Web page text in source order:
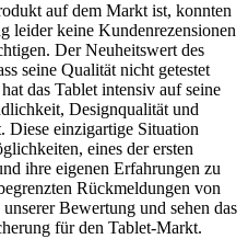
auf dem Markt ist, konnten
leider keine Kundenrezensionen
Der Neuheitswert des
seine Qualität nicht getestet
das Tablet intensiv auf seine
Designqualität und
Diese einzigartige Situation
eines der ersten
ihre eigenen Erfahrungen zu
Rückmeldungen von
Bewertung und sehen das
für den Tablet-Markt.